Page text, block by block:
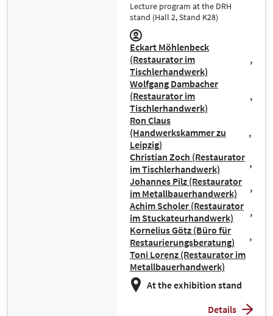
Lecture program at the DRH
stand (Hall 2, Stand K28)
Eckart Möhlenbeck
(Restaurator im
Tischlerhandwerk)
Wolfgang Dambacher
(Restaurator im
Tischlerhandwerk)
Ron Claus
(Handwerkskammer zu
Leipzig)
Christian Zoch (Restaurator
im Tischlerhandwerk)
Johannes Pilz (Restaurator
im Metallbauerhandwerk)
Achim Scholer (Restaurator
im Stuckateurhandwerk)
Kornelius Götz (Büro für
Restaurierungsberatung)
Toni Lorenz (Restaurator im
Metallbauerhandwerk)
At the exhibition stand
Details